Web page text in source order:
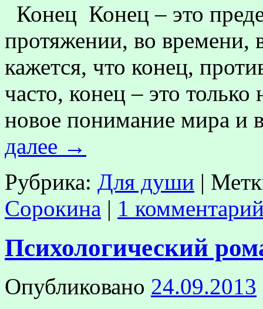
Конец Конец – это
протяжении, во времени,
кажется, что конец,
часто, конец – это
новое понимание мира
далее →
Рубрика: Для души |
Сорокина | 1
Психологический
Опубликовано 24.09.2013